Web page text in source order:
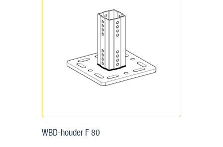
WBD-houder F 80